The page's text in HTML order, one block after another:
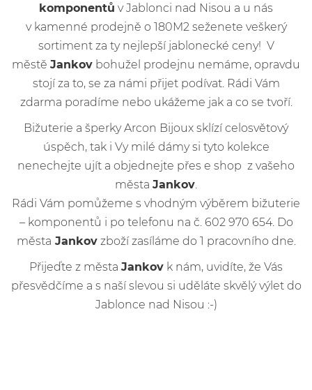
komponentů v Jablonci nad Nisou a u nás
v kamenné prodejně o 180M2 seženete veškerý
sortiment za ty nejlepší jablonecké ceny! V
městě Jankov bohužel prodejnu nemáme, opravdu
stojí za to, se za námi přijet podívat. Rádi Vám
zdarma poradíme nebo ukážeme jak a co se tvoří.
Bižuterie a šperky Arcon Bijoux sklízí celosvětový
úspěch, tak i Vy milé dámy si tyto kolekce
nenechejte ujít a objednejte přes e shop z vašeho
města Jankov
Rádi Vám pomůžeme s vhodným výběrem bižuterie
– komponentů i po telefonu na č. 602 970 654. Do
města Jankovzboží zasíláme do 1 pracovního dne.
Přijeďte z města Jankov k nám, uvidíte, že Vás
přesvědčíme a s naší slevou si uděláte skvělý výlet do
Jablonce nad Nisou :-)